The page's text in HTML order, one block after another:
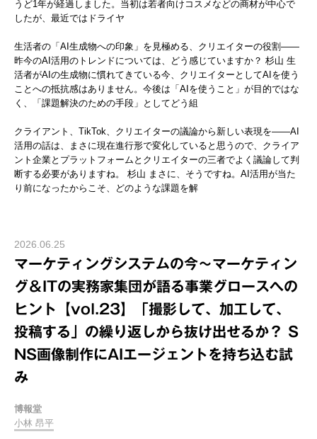
うど1年が経過しました。当初は若者向けコスメなどの商材が中心で
したが、最近ではドライヤ
生活者の「AI生成物への印象」を見極める、クリエイターの役割――
昨今のAI活用のトレンドについては、どう感じていますか？ 杉山 生
活者がAIの生成物に慣れてきている今、クリエイターとしてAIを使う
ことへの抵抗感はありません。今後は「AIを使うこと」が目的ではな
く、「課題解決のための手段」としてどう組
クライアント、TikTok、クリエイターの議論から新しい表現を――AI
活用の話は、まさに現在進行形で変化していると思うので、クライア
ント企業とプラットフォームとクリエイターの三者でよく議論して判
断する必要がありますね。 杉山 まさに、そうですね。AI活用が当た
り前になったからこそ、どのような課題を解
2026.06.25
マーケティングシステムの今～マーケティン
グ＆ITの実務家集団が語る事業グロースへの
ヒント【vol.23】「撮影して、加工して、
投稿する」の繰り返しから抜け出せるか？ S
NS画像制作にAIエージェントを持ち込む試
み
博報堂
小林 昂平